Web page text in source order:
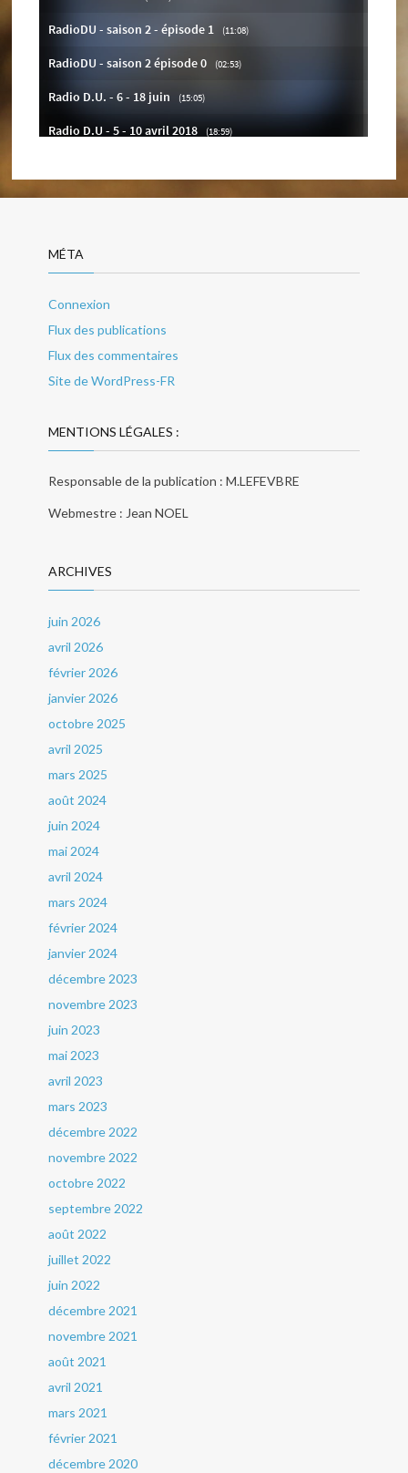
MÉTA
Connexion
Flux des publications
Flux des commentaires
Site de WordPress-FR
MENTIONS LÉGALES :
Responsable de la publication : M.LEFEVBRE
Webmestre : Jean NOEL
ARCHIVES
juin 2026
avril 2026
février 2026
janvier 2026
octobre 2025
avril 2025
mars 2025
août 2024
juin 2024
mai 2024
avril 2024
mars 2024
février 2024
janvier 2024
décembre 2023
novembre 2023
juin 2023
mai 2023
avril 2023
mars 2023
décembre 2022
novembre 2022
octobre 2022
septembre 2022
août 2022
juillet 2022
juin 2022
décembre 2021
novembre 2021
août 2021
avril 2021
mars 2021
février 2021
décembre 2020